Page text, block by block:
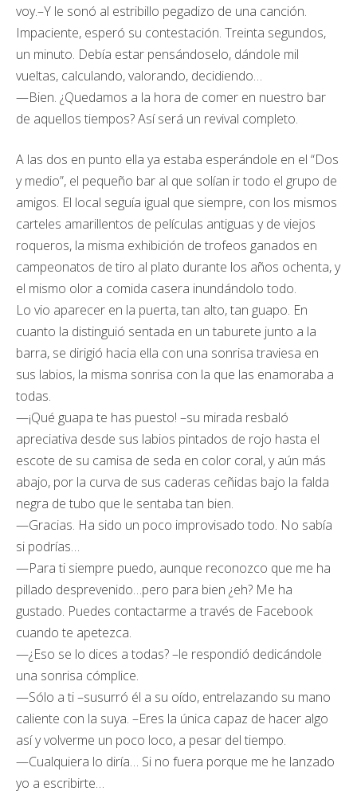
voy.–Y le sonó al estribillo pegadizo de una canción.
Impaciente, esperó su contestación. Treinta segundos,
un minuto. Debía estar pensándoselo, dándole mil
vueltas, calculando, valorando, decidiendo…
—Bien. ¿Quedamos a la hora de comer en nuestro bar
de aquellos tiempos? Así será un revival completo.
A las dos en punto ella ya estaba esperándole en el “Dos
y medio”, el pequeño bar al que solían ir todo el grupo de
amigos. El local seguía igual que siempre, con los mismos
carteles amarillentos de películas antiguas y de viejos
roqueros, la misma exhibición de trofeos ganados en
campeonatos de tiro al plato durante los años ochenta, y
el mismo olor a comida casera inundándolo todo.
Lo vio aparecer en la puerta, tan alto, tan guapo. En
cuanto la distinguió sentada en un taburete junto a la
barra, se dirigió hacia ella con una sonrisa traviesa en
sus labios, la misma sonrisa con la que las enamoraba a
todas.
—¡Qué guapa te has puesto! –su mirada resbaló
apreciativa desde sus labios pintados de rojo hasta el
escote de su camisa de seda en color coral, y aún más
abajo, por la curva de sus caderas ceñidas bajo la falda
negra de tubo que le sentaba tan bien.
—Gracias. Ha sido un poco improvisado todo. No sabía
si podrías…
—Para ti siempre puedo, aunque reconozco que me ha
pillado desprevenido…pero para bien ¿eh? Me ha
gustado. Puedes contactarme a través de Facebook
cuando te apetezca.
—¿Eso se lo dices a todas? –le respondió dedicándole
una sonrisa cómplice.
—Sólo a ti –susurró él a su oído, entrelazando su mano
caliente con la suya. –Eres la única capaz de hacer algo
así y volverme un poco loco, a pesar del tiempo.
—Cualquiera lo diría… Si no fuera porque me he lanzado
yo a escribirte…